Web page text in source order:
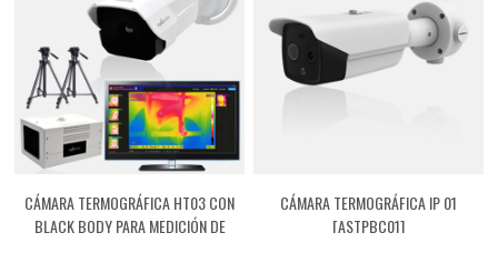
CÁMARA TERMOGRÁFICA HT03 CON
BLACK BODY PARA MEDICIÓN DE
CÁMARA TERMOGRÁFICA IP 01
[ASTPBC01]